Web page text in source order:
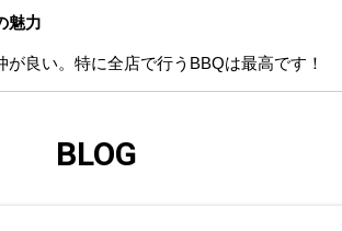
魅力
が良い。特に全店で行うBBQは最高です！
BLOG